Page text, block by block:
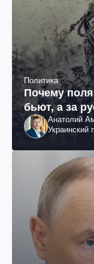
Политика
Почему
бьют, а за
Анатолий
Украинский